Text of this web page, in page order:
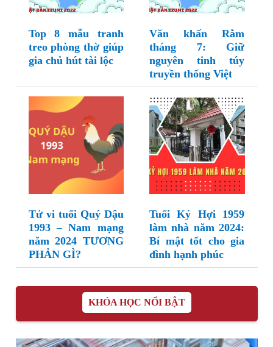
Top 8 mẫu tranh
treo phòng thờ giúp
gia chủ hút tài lộc
Văn khấn Rằm
tháng 7: Giữ
nguyên tinh túy
truyền thống Việt
Tử vi tuổi Quý Dậu
1993 – Nam mạng
năm 2024 TƯƠNG
PHẢN GÌ?
Tuổi Kỷ Hợi 1959
làm nhà năm 2024:
Bí mật tốt cho gia
đình hạnh phúc
KHÓA HỌC NỔI BẬT